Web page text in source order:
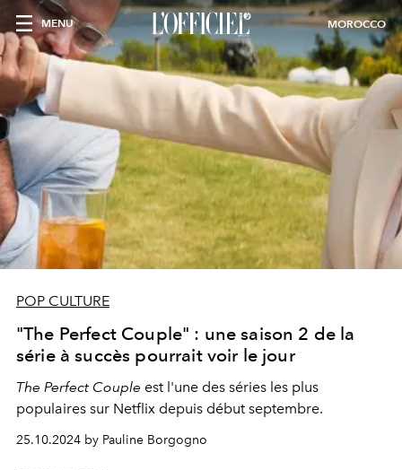
MENU MOROCCO
POP CULTURE
"The Perfect Couple" : une saison 2 de la
série à succès pourrait voir le jour
The Perfect Couple est l'une des séries les plus
populaires sur Netflix depuis début septembre.
25.10.2024 by Pauline Borgogno